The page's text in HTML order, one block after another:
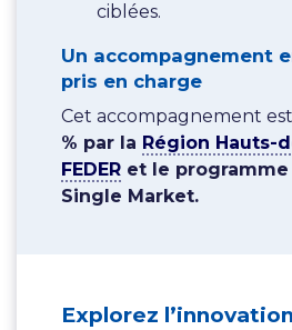
ciblées.
Un accompagnement
pris en charge
Cet accompagnement est
% par la Région Hauts-
FEDER et le
Single Market.
Explorez